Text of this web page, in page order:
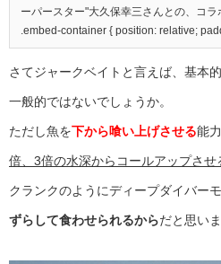
ーパースター"大久保幸三さんとの、コ
.embed-container { position: relative;
さてジャークベイトと言えば、基本
一般的ではないでしょうか。
ただし魚を下から喰い上げさせる能
倍、3倍の水深からコールアップさせ
クランクのようにディープダイバー
ずらして食わせられるからだと思いま